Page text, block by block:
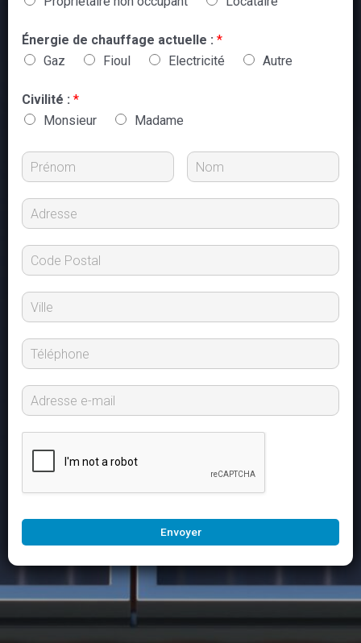
Énergie de chauffage actuelle : *
Gaz
Fioul Electricité Autre
Civilité : *
Monsieur
Madame
Envoyer